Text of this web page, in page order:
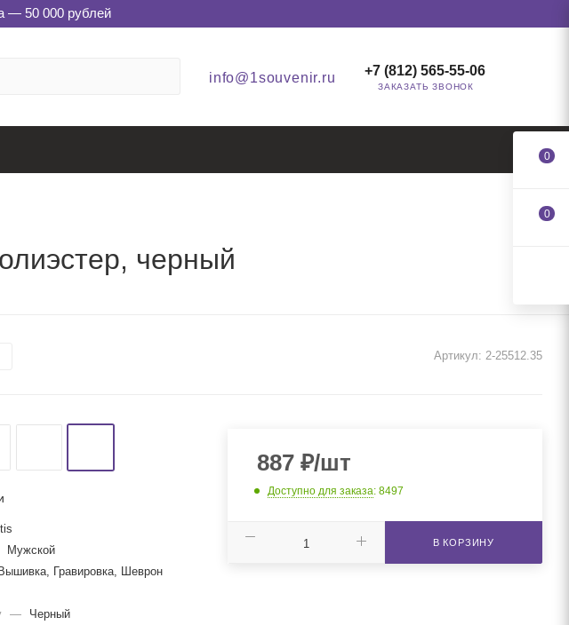
— 50 000 рублей
info@1souvenir.ru +7 (812) 565-55-06
ЗАКАЗАТЬ ЗВОНОК
черный
Артикул: 2-25512.35
Мужской
Вышивка, Гравировка, Шеврон
—
Черный
887₽/шт
Доступно для заказа: 8497
В КОРЗИНУ
0
0